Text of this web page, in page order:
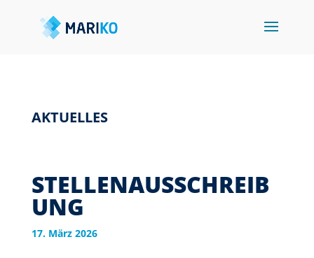
AKTUELLES
STELLENAUSSCHREIB
UNG
17. März 2026